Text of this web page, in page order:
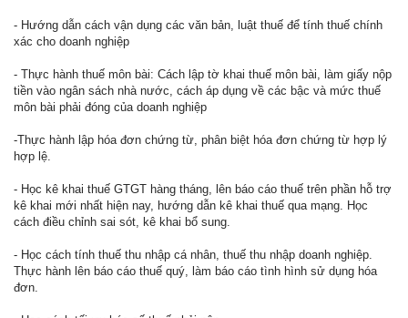
- Hướng dẫn cách vận dụng các văn bản, luật thuế để tính thuế chính
xác cho doanh nghiệp
- Thực hành thuế môn bài: Cách lập tờ khai thuế môn bài, làm giấy nộp
tiền vào ngân sách nhà nước, cách áp dụng về các bậc và mức thuế
môn bài phải đóng của doanh nghiệp
-Thực hành lập hóa đơn chứng từ, phân biệt hóa đơn chứng từ hợp lý
hợp lệ.
- Học kê khai thuế GTGT hàng tháng, lên báo cáo thuế trên phần hỗ trợ
kê khai mới nhất hiện nay, hướng dẫn kê khai thuế qua mạng. Học
cách điều chỉnh sai sót, kê khai bổ sung.
- Học cách tính thuế thu nhập cá nhân, thuế thu nhập doanh nghiệp.
Thực hành lên báo cáo thuế quý, làm báo cáo tình hình sử dụng hóa
đơn.